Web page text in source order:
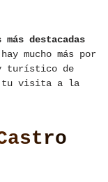
más destacadas
mucho más por
turístico de
tu visita a la